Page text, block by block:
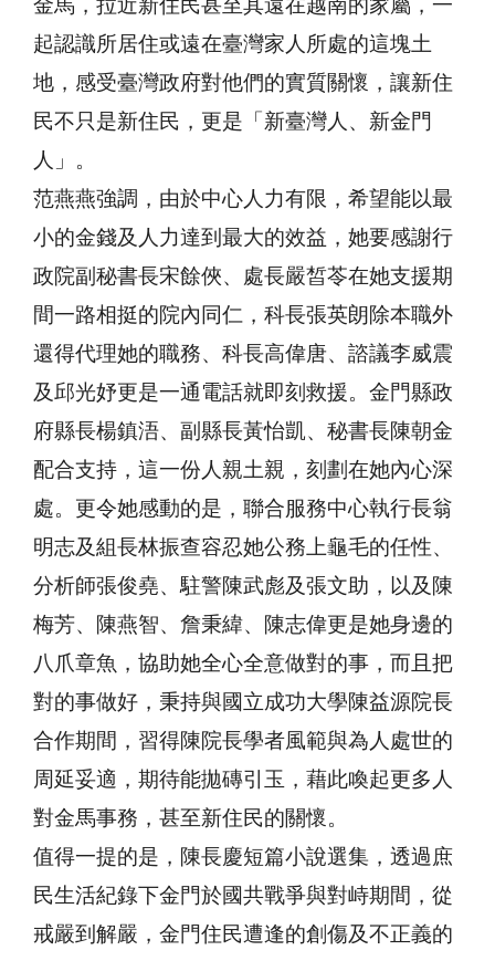
金馬，拉近新住民甚至其遠在越南的家屬，一
起認識所居住或遠在臺灣家人所處的這塊土
地，感受臺灣政府對他們的實質關懷，讓新住
民不只是新住民，更是「新臺灣人、新金門
人」。
范燕燕強調，由於中心人力有限，希望能以最
小的金錢及人力達到最大的效益，她要感謝行
政院副秘書長宋餘俠、處長嚴皙苓在她支援期
間一路相挺的院內同仁，科長張英朗除本職外
還得代理她的職務、科長高偉唐、諮議李威震
及邱光妤更是一通電話就即刻救援。金門縣政
府縣長楊鎮浯、副縣長黃怡凱、秘書長陳朝金
配合支持，這一份人親土親，刻劃在她內心深
處。更令她感動的是，聯合服務中心執行長翁
明志及組長林振查容忍她公務上龜毛的任性、
分析師張俊堯、駐警陳武彪及張文助，以及陳
梅芳、陳燕智、詹秉緯、陳志偉更是她身邊的
八爪章魚，協助她全心全意做對的事，而且把
對的事做好，秉持與國立成功大學陳益源院長
合作期間，習得陳院長學者風範與為人處世的
周延妥適，期待能拋磚引玉，藉此喚起更多人
對金馬事務，甚至新住民的關懷。
值得一提的是，陳長慶短篇小說選集，透過庶
民生活紀錄下金門於國共戰爭與對峙期間，從
戒嚴到解嚴，金門住民遭逢的創傷及不正義的